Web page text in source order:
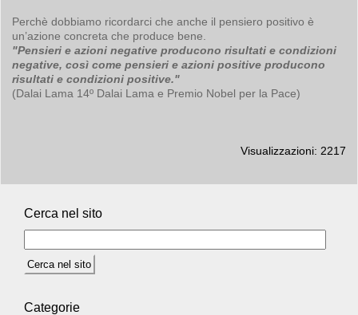
Perchè dobbiamo ricordarci che anche il pensiero positivo è
un’azione concreta che produce bene.
"Pensieri e azioni negative producono risultati e condizioni
negative, così come pensieri e azioni positive producono
risultati e condizioni positive."
(Dalai Lama 14º Dalai Lama e Premio Nobel per la Pace)
Visualizzazioni: 2217
Cerca nel sito
Categorie